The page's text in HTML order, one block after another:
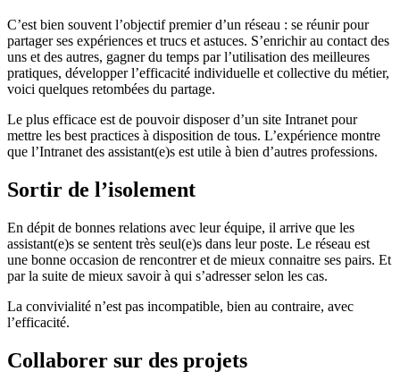
C’est bien souvent l’objectif premier d’un réseau : se réunir pour
partager ses expériences et trucs et astuces. S’enrichir au contact des
uns et des autres, gagner du temps par l’utilisation des meilleures
pratiques, développer l’efficacité individuelle et collective du métier,
voici quelques retombées du partage.
Le plus efficace est de pouvoir disposer d’un site Intranet pour
mettre les best practices à disposition de tous. L’expérience montre
que l’Intranet des assistant(e)s est utile à bien d’autres professions.
Sortir de l’isolement
En dépit de bonnes relations avec leur équipe, il arrive que les
assistant(e)s se sentent très seul(e)s dans leur poste. Le réseau est
une bonne occasion de rencontrer et de mieux connaitre ses pairs. Et
par la suite de mieux savoir à qui s’adresser selon les cas.
La convivialité n’est pas incompatible, bien au contraire, avec
l’efficacité.
Collaborer sur des projets